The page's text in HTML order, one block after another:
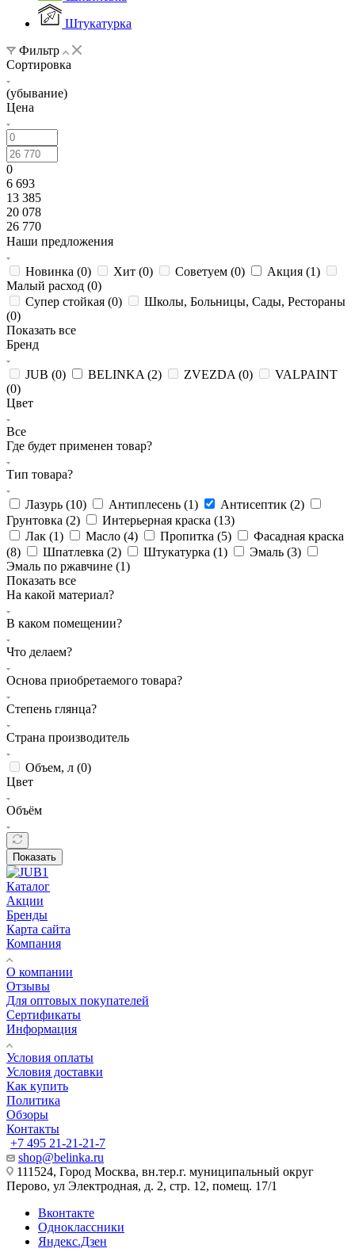
Штукатурка
Фильтр
Сортировка
(убывание)
Цена
0
6 693
13 385
20 078
26 770
Наши предложения
Новинка (0) Хит (0) Советуем (0) Акция (1)
Малый расход (0)
Супер стойкая (0)
Школы, Больницы, Сады, Рестораны
(0)
Показать все
Бренд
JUB (0) BELINKA (2) ZVEZDA (0)
VALPAINT
(0)
Цвет
Все
Где будет применен товар?
Тип товара?
Лазурь (10) Антиплесень (1) Антисептик (2)
Грунтовка (2) Интерьерная краска (13)
Лак (1) Масло (4) Пропитка (5)
Фасадная краска
(8) Шпатлевка (2) Штукатурка (1) Эмаль (3)
Эмаль по ржавчине (1)
Показать все
На какой материал?
В каком помещении?
Что делаем?
Основа приобретаемого товара?
Степень глянца?
Страна производитель
Объем, л (0)
Цвет
Объём
Показать
Каталог
Акции
Бренды
Карта сайта
Компания
О компании
Отзывы
Для оптовых покупателей
Сертификаты
Информация
Условия оплаты
Условия доставки
Как купить
Политика
Обзоры
Контакты
+7 495 21-21-21-7
shop@belinka.ru
111524, Город Москва, вн.тер.г. муниципальный округ
Перово, ул Электродная, д. 2, стр. 12, помещ. 17/1
Вконтакте
Одноклассники
Яндекс.Дзен